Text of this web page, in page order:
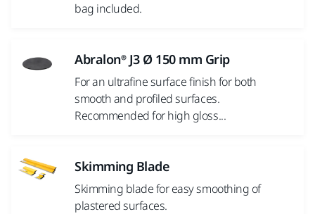
bag included.
Abralon® J3 Ø 150 mm Grip
For an ultrafine surface finish for both
smooth and profiled surfaces.
Recommended for high gloss...
Skimming Blade
Skimming blade for easy smoothing of
plastered surfaces.